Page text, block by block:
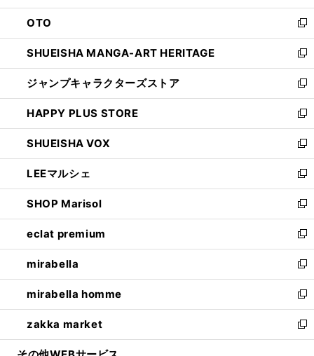
ウ
で
開
く
ン
ド
ウ
で
開
く
OTO
新
し
い
ウ
ィ
ン
ド
ウ
で
開
く
SHUEISHA MANGA-ART HERITAGE
新
し
い
ウ
ィ
ン
ド
ウ
で
開
く
ジャンプキャラクターズストア
新
し
い
ウ
ィ
ン
ド
ウ
で
開
く
HAPPY PLUS STORE
新
し
い
ウ
ィ
ン
ド
ウ
で
開
く
SHUEISHA VOX
新
し
い
ウ
ィ
ン
ド
ウ
で
開
く
LEEマルシェ
新
し
い
ウ
ィ
ン
ド
ウ
で
開
く
SHOP Marisol
新
し
い
ウ
ィ
ン
ド
ウ
で
開
eclat premium
新
し
い
ウ
ィ
ン
ド
ウ
mirabella
新
し
い
ウ
ィ
ン
mirabella homme
新
し
い
ウ
zakka market
新
し